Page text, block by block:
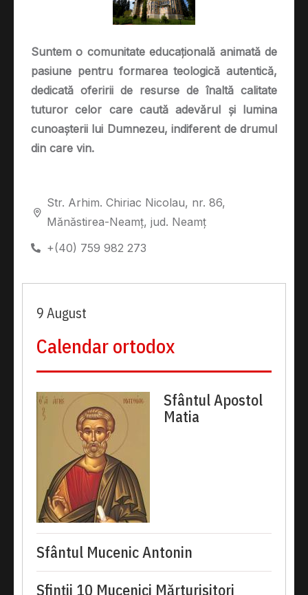
Suntem o comunitate educațională animată de
pasiune pentru formarea teologică autentică,
dedicată oferirii de resurse de înaltă calitate
tuturor celor care caută adevărul și lumina
cunoașterii lui Dumnezeu, indiferent de drumul
din care vin.
Str. Arhim. Chiriac Nicolau, nr. 86,
Mănăstirea-Neamț, jud. Neamț
+(40) 759 982 273
9 August
Calendar ortodox
Sfântul Apostol
Matia
Sfântul Mucenic Antonin
Sfinții 10 Mucenici Mărturisitori